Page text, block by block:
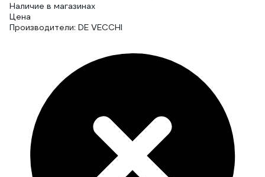
Наличие в магазинах
Цена
Производители: DE VECCHI